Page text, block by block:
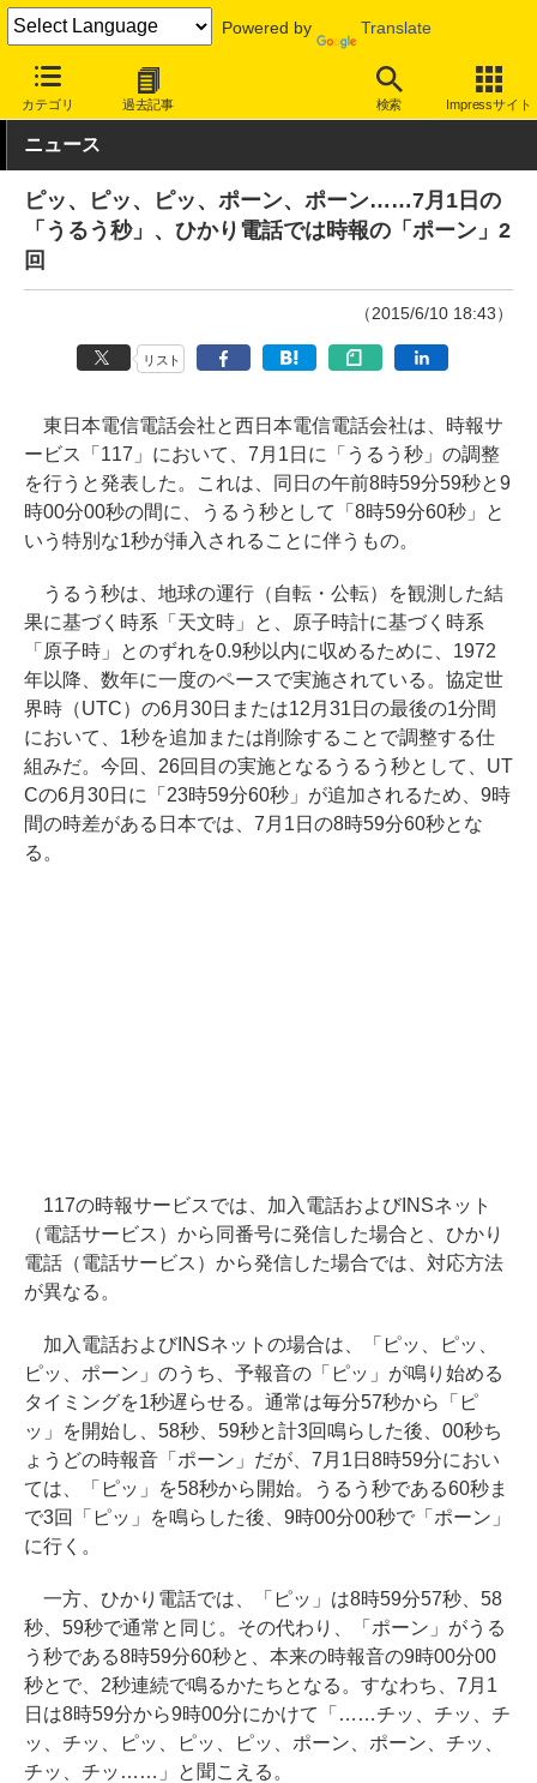
Powered by Translate
カテゴリ 過去記事 検索 Impressサイト
INTERNET Watch トピック 技術/規格
ニュース
ピッ、ピッ、ピッ、ポーン、ポーン……7月1日の
「うるう秒」、ひかり電話では時報の「ポーン」2
回
（2015/6/10 18:43）
リスト
東日本電信電話会社と西日本電信電話会社は、時報サ
ービス「117」において、7月1日に「うるう秒」の調整
を行うと発表した。これは、同日の午前8時59分59秒と9
時00分00秒の間に、うるう秒として「8時59分60秒」と
いう特別な1秒が挿入されることに伴うもの。
うるう秒は、地球の運行（自転・公転）を観測した結
果に基づく時系「天文時」と、原子時計に基づく時系
「原子時」とのずれを0.9秒以内に収めるために、1972
年以降、数年に一度のペースで実施されている。協定世
界時（UTC）の6月30日または12月31日の最後の1分間
において、1秒を追加または削除することで調整する仕
組みだ。今回、26回目の実施となるうるう秒として、UT
Cの6月30日に「23時59分60秒」が追加されるため、9時
間の時差がある日本では、7月1日の8時59分60秒とな
る。
117の時報サービスでは、加入電話およびINSネット
（電話サービス）から同番号に発信した場合と、ひかり
電話（電話サービス）から発信した場合では、対応方法
が異なる。
加入電話およびINSネットの場合は、「ピッ、ピッ、
ピッ、ポーン」のうち、予報音の「ピッ」が鳴り始める
タイミングを1秒遅らせる。通常は毎分57秒から「ピ
ッ」を開始し、58秒、59秒と計3回鳴らした後、00秒ち
ょうどの時報音「ポーン」だが、7月1日8時59分におい
ては、「ピッ」を58秒から開始。うるう秒である60秒ま
で3回「ピッ」を鳴らした後、9時00分00秒で「ポーン」
に行く。
一方、ひかり電話では、「ピッ」は8時59分57秒、58
秒、59秒で通常と同じ。その代わり、「ポーン」がうる
う秒である8時59分60秒と、本来の時報音の9時00分00
秒とで、2秒連続で鳴るかたちとなる。すなわち、7月1
日は8時59分から9時00分にかけて「……チッ、チッ、チ
ッ、チッ、ピッ、ピッ、ピッ、ポーン、ポーン、チッ、
チッ、チッ……」と聞こえる。